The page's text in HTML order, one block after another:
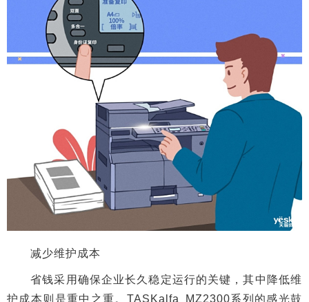
减少维护成本
省钱采用确保企业长久稳定运行的关键，其中降低维
护成本则是重中之重。TASKalfa MZ2300系列的感光鼓